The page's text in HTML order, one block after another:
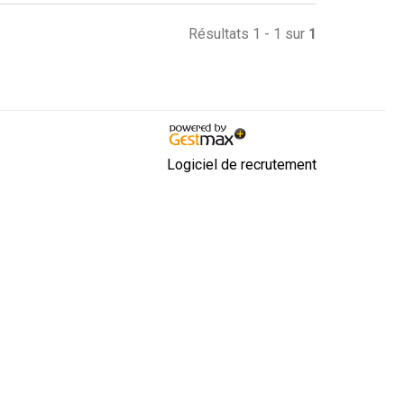
Résultats 1 - 1 sur 1
Logiciel de recrutement